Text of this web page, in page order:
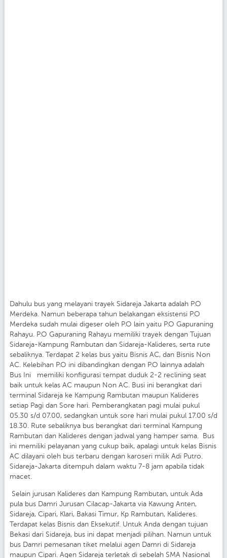
Dahulu bus yang melayani trayek Sidareja Jakarta adalah P.O
Merdeka. Namun beberapa tahun belakangan eksistensi P.O
Merdeka sudah mulai digeser oleh P.O lain yaitu P.O Gapuraning
Rahayu. P.O Gapuraning Rahayu memiliki trayek dengan Tujuan
Sidareja-Kampung Rambutan dan Sidareja-Kalideres, serta rute
sebaliknya. Terdapat 2 kelas bus yaitu Bisnis AC, dan Bisnis Non
AC. Kelebihan P.O ini dibandingkan dengan P.O lainnya adalah
Bus Ini memiliki konfigurasi tempat duduk 2-2 reclining seat
baik untuk kelas AC maupun Non AC. Busi ini berangkat dari
terminal Sidareja ke Kampung Rambutan maupun Kalideres
setiap Pagi dan Sore hari. Pemberangkatan pagi mulai pukul
05.30 s/d 07.00, sedangkan untuk sore hari mulai pukul 17.00 s/d
18.30. Rute sebaliknya bus berangkat dari terminal Kampung
Rambutan dan Kalideres dengan jadwal yang hamper sama. Bus
ini memiliki pelayanan yang cukup baik, apalagi untuk kelas Bisnis
AC dilayani oleh bus terbaru dengan karoseri milik Adi Putro.
Sidareja-Jakarta ditempuh dalam waktu 7-8 jam apabila tidak
macet.
Selain jurusan Kalideres dan Kampung Rambutan, untuk Ada
pula bus Damri Jurusan Cilacap-Jakarta via Kawung Anten,
Sidareja, Cipari, Klari, Bakasi Timur, Kp Rambutan, Kalideres.
Terdapat kelas Bisnis dan Eksekutif. Untuk Anda dengan tujuan
Bekasi dari Sidareja, bus ini dapat menjadi pilihan. Namun untuk
bus Damri pemesanan tiket melalui agen Damri di Sidareja
maupun Cipari. Agen Sidareja terletak di sebelah SMA Nasional